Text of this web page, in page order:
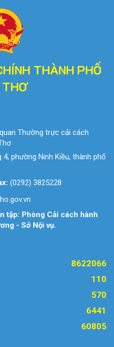
THÀNH PHỐ
Thường trực cải cách
phường Ninh Kiều, thành phố
(0292) 3825228
tập: Phòng Cải cách hành
- Sở Nội vụ.
8622066
110
570
6441
60805